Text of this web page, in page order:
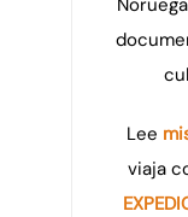
Lee
viaja